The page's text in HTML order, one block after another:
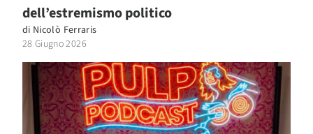
dell’estremismo politico
di Nicolò Ferraris
28 Giugno 2026